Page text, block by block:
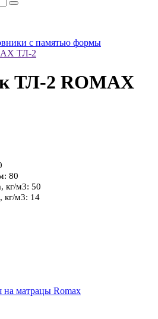
с памятью формы
ТЛ-2
ТЛ-2 ROMAX
80
кг/м3: 50
кг/м3: 14
на матрацы Romax